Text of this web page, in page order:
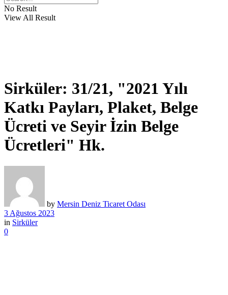
No Result
View All Result
Sirküler: 31/21, "2021 Yılı
Katkı Payları, Plaket, Belge
Ücreti ve Seyir İzin Belge
Ücretleri" Hk.
by Mersin Deniz Ticaret Odası
3 Ağustos 2023
in Sirküler
0